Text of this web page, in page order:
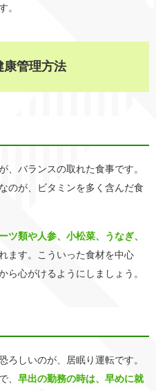
。
康管理方法
、バランスの取れた食事です。
のが、ビタミンを多く含んだ食
ツ類や人参、小松菜、うなぎ、
ます。こういった食材を中心
ら心がけるようにしましょう。
ろしいのが、居眠り運転です。
、 早出の勤務の時は、早めに就